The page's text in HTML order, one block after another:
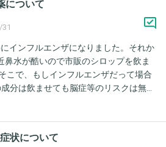
について
インフルエンザになりました。それか
鼻水が酷いので市販のシロップを飲ま
こで、もしインフルエンザだって場合
分は飲ませても脳症等のリスクは無い
ンゾウエキスです。 よろしくお
状について